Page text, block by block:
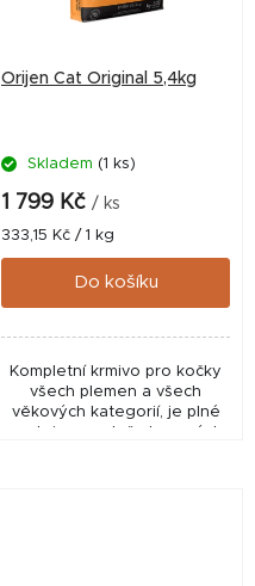
Orijen Cat Original 5,4kg
Skladem (1 ks)
1 799 Kč / ks
Měrná
cena:
333,15 Kč / 1 kg
Do košíku
Kompletní krmivo pro kočky
všech plemen a všech
věkových kategorií, je plné
proteinu z volně chovaných